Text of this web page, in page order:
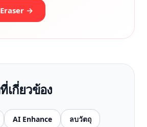
→
เกี่ยวข้อง
AI Enhance ลบวัตถุ